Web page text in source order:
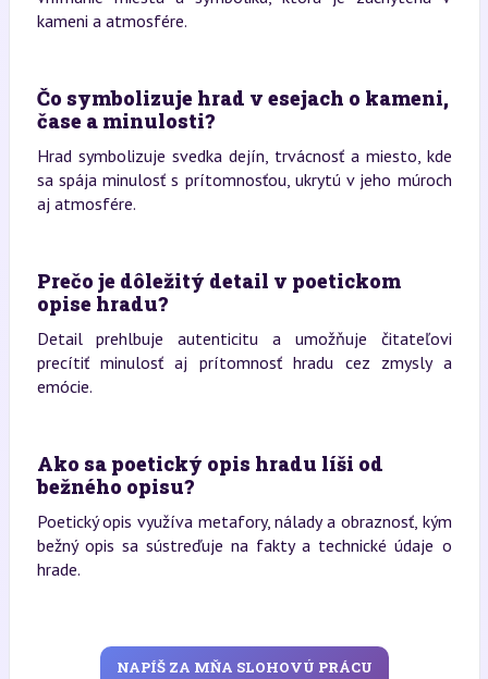
kameni a atmosfére.
Čo symbolizuje hrad v esejach o kameni,
čase a minulosti?
Hrad symbolizuje svedka dejín, trvácnosť a miesto, kde
sa spája minulosť s prítomnosťou, ukrytú v jeho múroch
aj atmosfére.
Prečo je dôležitý detail v poetickom
opise hradu?
Detail prehlbuje autenticitu a umožňuje čitateľovi
precítiť minulosť aj prítomnosť hradu cez zmysly a
emócie.
Ako sa poetický opis hradu líši od
bežného opisu?
Poetický opis využíva metafory, nálady a obraznosť, kým
bežný opis sa sústreďuje na fakty a technické údaje o
hrade.
NAPÍŠ ZA MŇA SLOHOVÚ PRÁCU